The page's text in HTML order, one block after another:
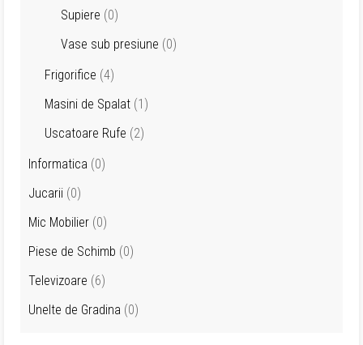
Supiere (0)
Vase sub presiune (0)
Frigorifice (4)
Masini de Spalat (1)
Uscatoare Rufe (2)
Informatica (0)
Jucarii (0)
Mic Mobilier (0)
Piese de Schimb (0)
Televizoare (6)
Unelte de Gradina (0)